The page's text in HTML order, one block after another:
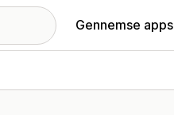
Gennemse apps